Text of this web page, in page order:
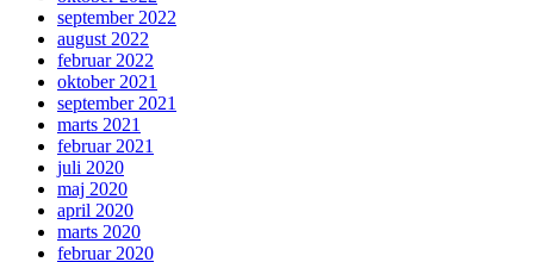
september 2022
august 2022
februar 2022
oktober 2021
september 2021
marts 2021
februar 2021
juli 2020
maj 2020
april 2020
marts 2020
februar 2020